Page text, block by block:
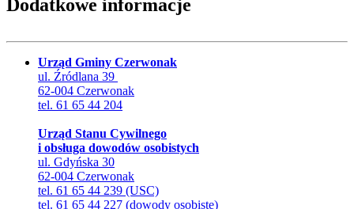
Dodatkowe informacje
Urząd Gminy Czerwonak
ul. Źródlana 39
62-004 Czerwonak
tel. 61 65 44 204
Urząd Stanu Cywilnego
i obsługa dowodów osobistych
ul. Gdyńska 30
62-004 Czerwonak
tel. 61 65 44 239 (USC)
tel. 61 65 44 227 (dowody osobiste)